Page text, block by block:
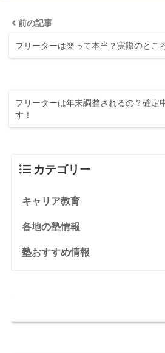
前の記事
フリーターは楽って本当？実際のとこ
フリーターは年末調整されるの？確定
す！
カテゴリー
キャリア教育
各地の塾情報
塾おすすめ情報